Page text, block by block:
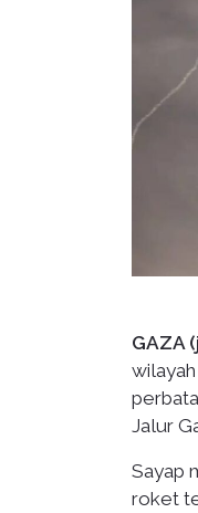
GAZA
Jalur
Sayap
roket